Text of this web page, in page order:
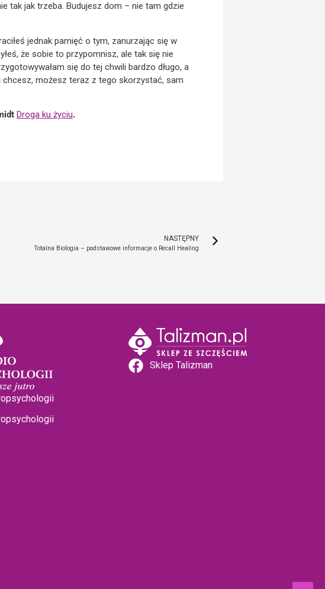
tak jak trzeba. Budujesz dom – nie tam gdzie
jednak pamięć o tym, zanurzając się w
że sobie to przypomnisz, ale tak się nie
się do tej chwili bardzo długo, a
chcesz, możesz teraz z tego skorzystać, sam
Droga ku życiu.
NASTĘPNY
Totalna Biologia – podstawowe informacje o Recall Healing
Sklep Talizman